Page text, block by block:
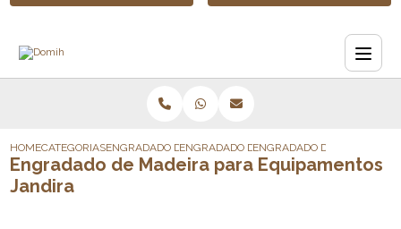
HOMECATEGORIASENGRADADO DE MADEIRAENGRADADO DE MADEIRA PARA
ENGRADADO DE MADEIRA
Engradado de Madeira para Equipamentos
Jandira